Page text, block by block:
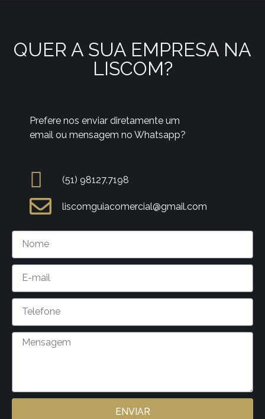
QUER A SUA EMPRESA NA
LISCOM?
Prefere nos enviar diretamente um
email ou mensagem no Whatsapp?
(51) 98127.7198
liscomguiacomercial@gmail.com
ENVIAR